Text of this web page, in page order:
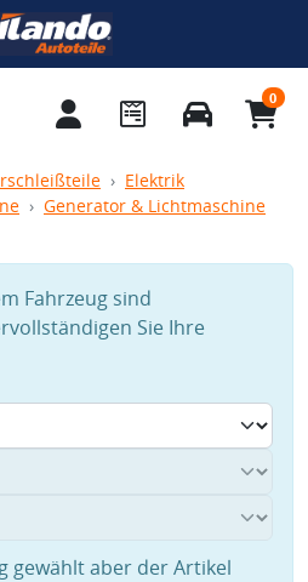
0
Elektrik
Generator & Lichtmaschine
Fahrzeug sind
Sie Ihre
gewählt aber der Artikel